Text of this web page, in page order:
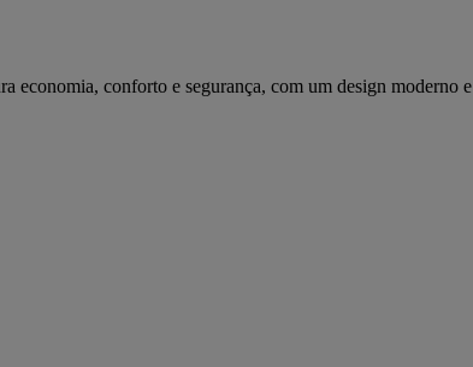
economia, conforto e segurança, com um design moderno e